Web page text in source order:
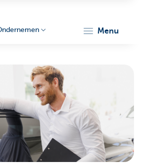
menu